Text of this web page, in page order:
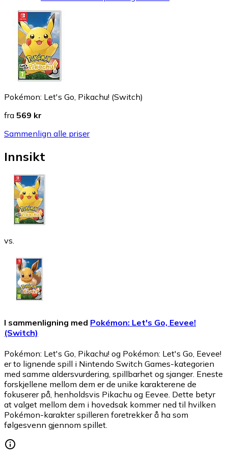
Pokémon: Let's Go, Pikachu! (Switch)
fra 569 kr
Sammenlign alle priser
Innsikt
vs.
I sammenligning med Pokémon: Let's Go, Eevee!
(Switch)
Pokémon: Let's Go, Pikachu! og Pokémon: Let's Go, Eevee!
er to lignende spill i Nintendo Switch Games-kategorien
med samme aldersvurdering, spillbarhet og sjanger. Eneste
forskjellene mellom dem er de unike karakterene de
fokuserer på, henholdsvis Pikachu og Eevee. Dette betyr
at valget mellom dem i hovedsak kommer ned til hvilken
Pokémon-karakter spilleren foretrekker å ha som
følgesvenn gjennom spillet.